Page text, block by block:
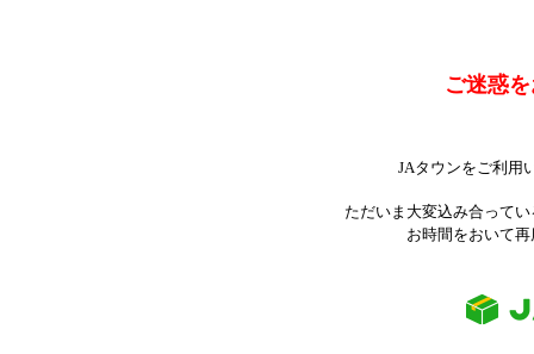
ご迷惑
JAタウンをご利用
ただいま大変込み合って
お時間をおいて